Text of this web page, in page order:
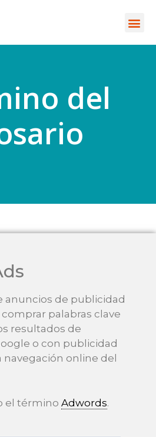
del
anuncios de publicidad
palabras clave
resultados de
o con publicidad
navegación online del
el término Adwords.